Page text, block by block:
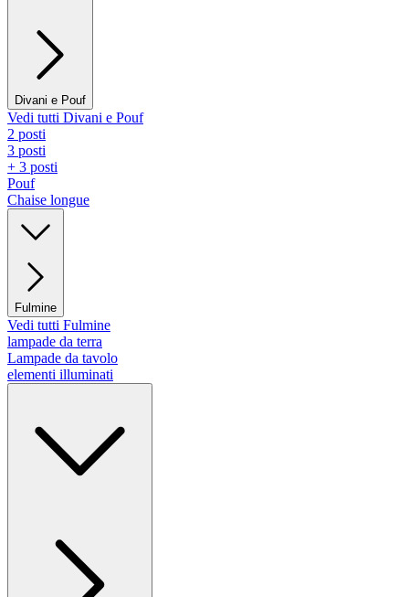
Divani e Pouf
Vedi tutti Divani e Pouf
2 posti
3 posti
+ 3 posti
Pouf
Chaise longue
Fulmine
Vedi tutti Fulmine
lampade da terra
Lampade da tavolo
elementi illuminati